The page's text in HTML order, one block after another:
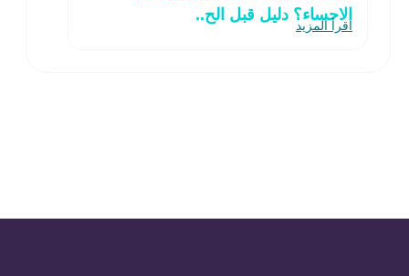
الاحساء؟ دليل قبل الح..
اقرأ المزيد